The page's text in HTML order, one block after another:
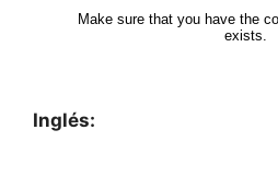
Inglés: